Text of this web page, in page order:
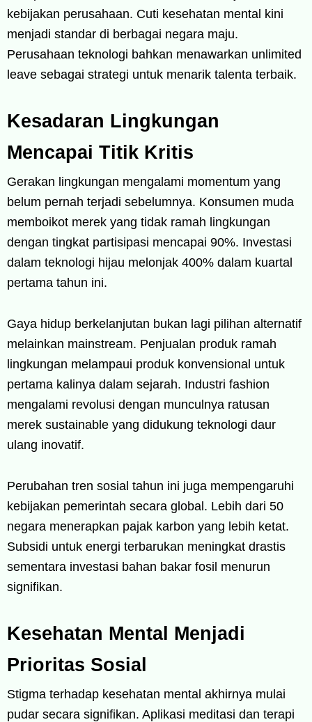
kebijakan perusahaan. Cuti kesehatan mental kini
menjadi standar di berbagai negara maju.
Perusahaan teknologi bahkan menawarkan unlimited
leave sebagai strategi untuk menarik talenta terbaik.
Kesadaran Lingkungan
Mencapai Titik Kritis
Gerakan lingkungan mengalami momentum yang
belum pernah terjadi sebelumnya. Konsumen muda
memboikot merek yang tidak ramah lingkungan
dengan tingkat partisipasi mencapai 90%. Investasi
dalam teknologi hijau melonjak 400% dalam kuartal
pertama tahun ini.
Gaya hidup berkelanjutan bukan lagi pilihan alternatif
melainkan mainstream. Penjualan produk ramah
lingkungan melampaui produk konvensional untuk
pertama kalinya dalam sejarah. Industri fashion
mengalami revolusi dengan munculnya ratusan
merek sustainable yang didukung teknologi daur
ulang inovatif.
Perubahan tren sosial tahun ini juga mempengaruhi
kebijakan pemerintah secara global. Lebih dari 50
negara menerapkan pajak karbon yang lebih ketat.
Subsidi untuk energi terbarukan meningkat drastis
sementara investasi bahan bakar fosil menurun
signifikan.
Kesehatan Mental Menjadi
Prioritas Sosial
Stigma terhadap kesehatan mental akhirnya mulai
pudar secara signifikan. Aplikasi meditasi dan terapi